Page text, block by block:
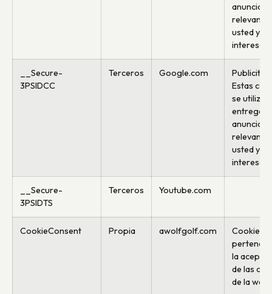
anuncios
usted y
intereses.
__Secure-
3PSIDCC
Terceros Google.com
Estas
se
entregar
anuncios
usted y
intereses.
__Secure-
3PSIDTS
Terceros Youtube.com
CookieConsent Propia awolfgolf.com
Cookie
la
de las
de la web.